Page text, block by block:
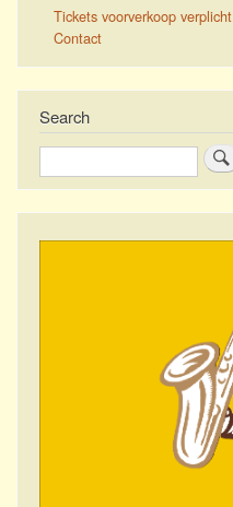
Tickets voorverkoop verplicht
Contact
Search
Zoeken